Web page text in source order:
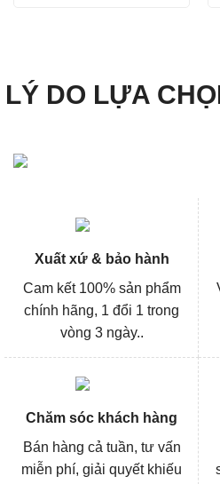
LÝ DO LỰA
Xuất xứ & bảo hành
Cam kết 100% sản phẩm
chính hãng, 1 đổi 1 trong
vòng 3 ngày..
Chăm sóc khách hàng
Bán hàng cả tuần, tư vấn
miễn phí, giải quyết khiếu